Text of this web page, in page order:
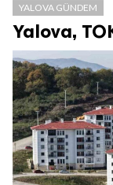
YALOVA GÜNDEM
Yalova,